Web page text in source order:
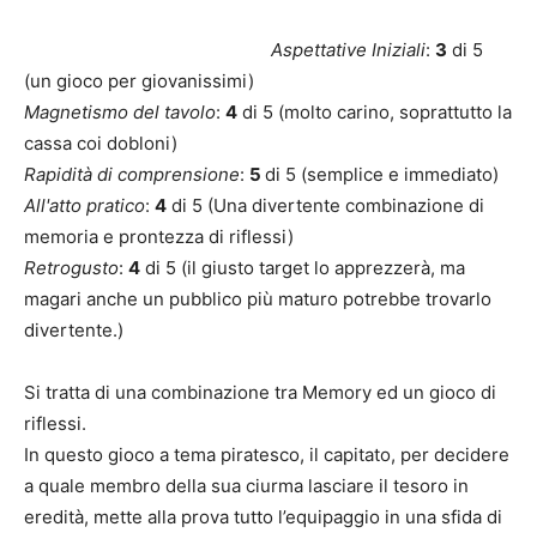
Aspettative Iniziali: 3 di 5
(un gioco per giovanissimi)
Magnetismo del tavolo: 4 di 5 (molto carino, soprattutto la
cassa coi dobloni)
Rapidità di comprensione: 5 di 5 (semplice e immediato)
All'atto pratico: 4 di 5 (Una divertente combinazione di
memoria e prontezza di riflessi)
Retrogusto: 4 di 5 (il giusto target lo apprezzerà, ma
magari anche un pubblico più maturo potrebbe trovarlo
divertente.)
Si tratta di una combinazione tra Memory ed un gioco di
riflessi.
In questo gioco a tema piratesco, il capitato, per decidere
a quale membro della sua ciurma lasciare il tesoro in
eredità, mette alla prova tutto l’equipaggio in una sfida di